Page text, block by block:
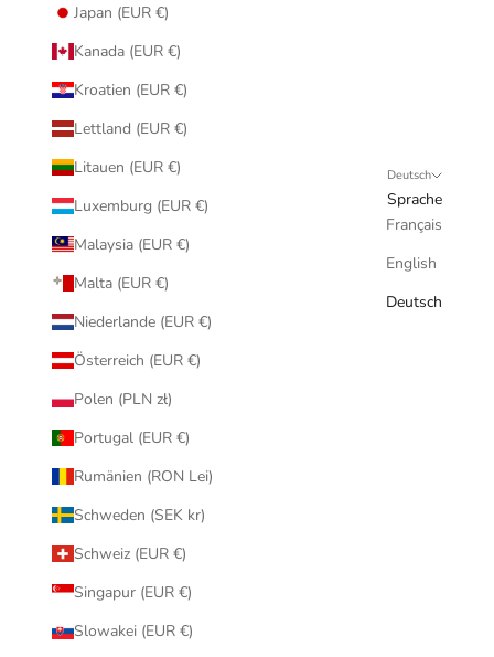
Japan (EUR €)
Kanada (EUR €)
Kroatien (EUR €)
Lettland (EUR €)
Litauen (EUR €)
Luxemburg (EUR €)
Malaysia (EUR €)
Malta (EUR €)
Niederlande (EUR €)
Österreich (EUR €)
Polen (PLN zł)
Portugal (EUR €)
Rumänien (RON Lei)
Schweden (SEK kr)
Schweiz (EUR €)
Singapur (EUR €)
Slowakei (EUR €)
Deutsch
Sprache
Français
English
Deutsch